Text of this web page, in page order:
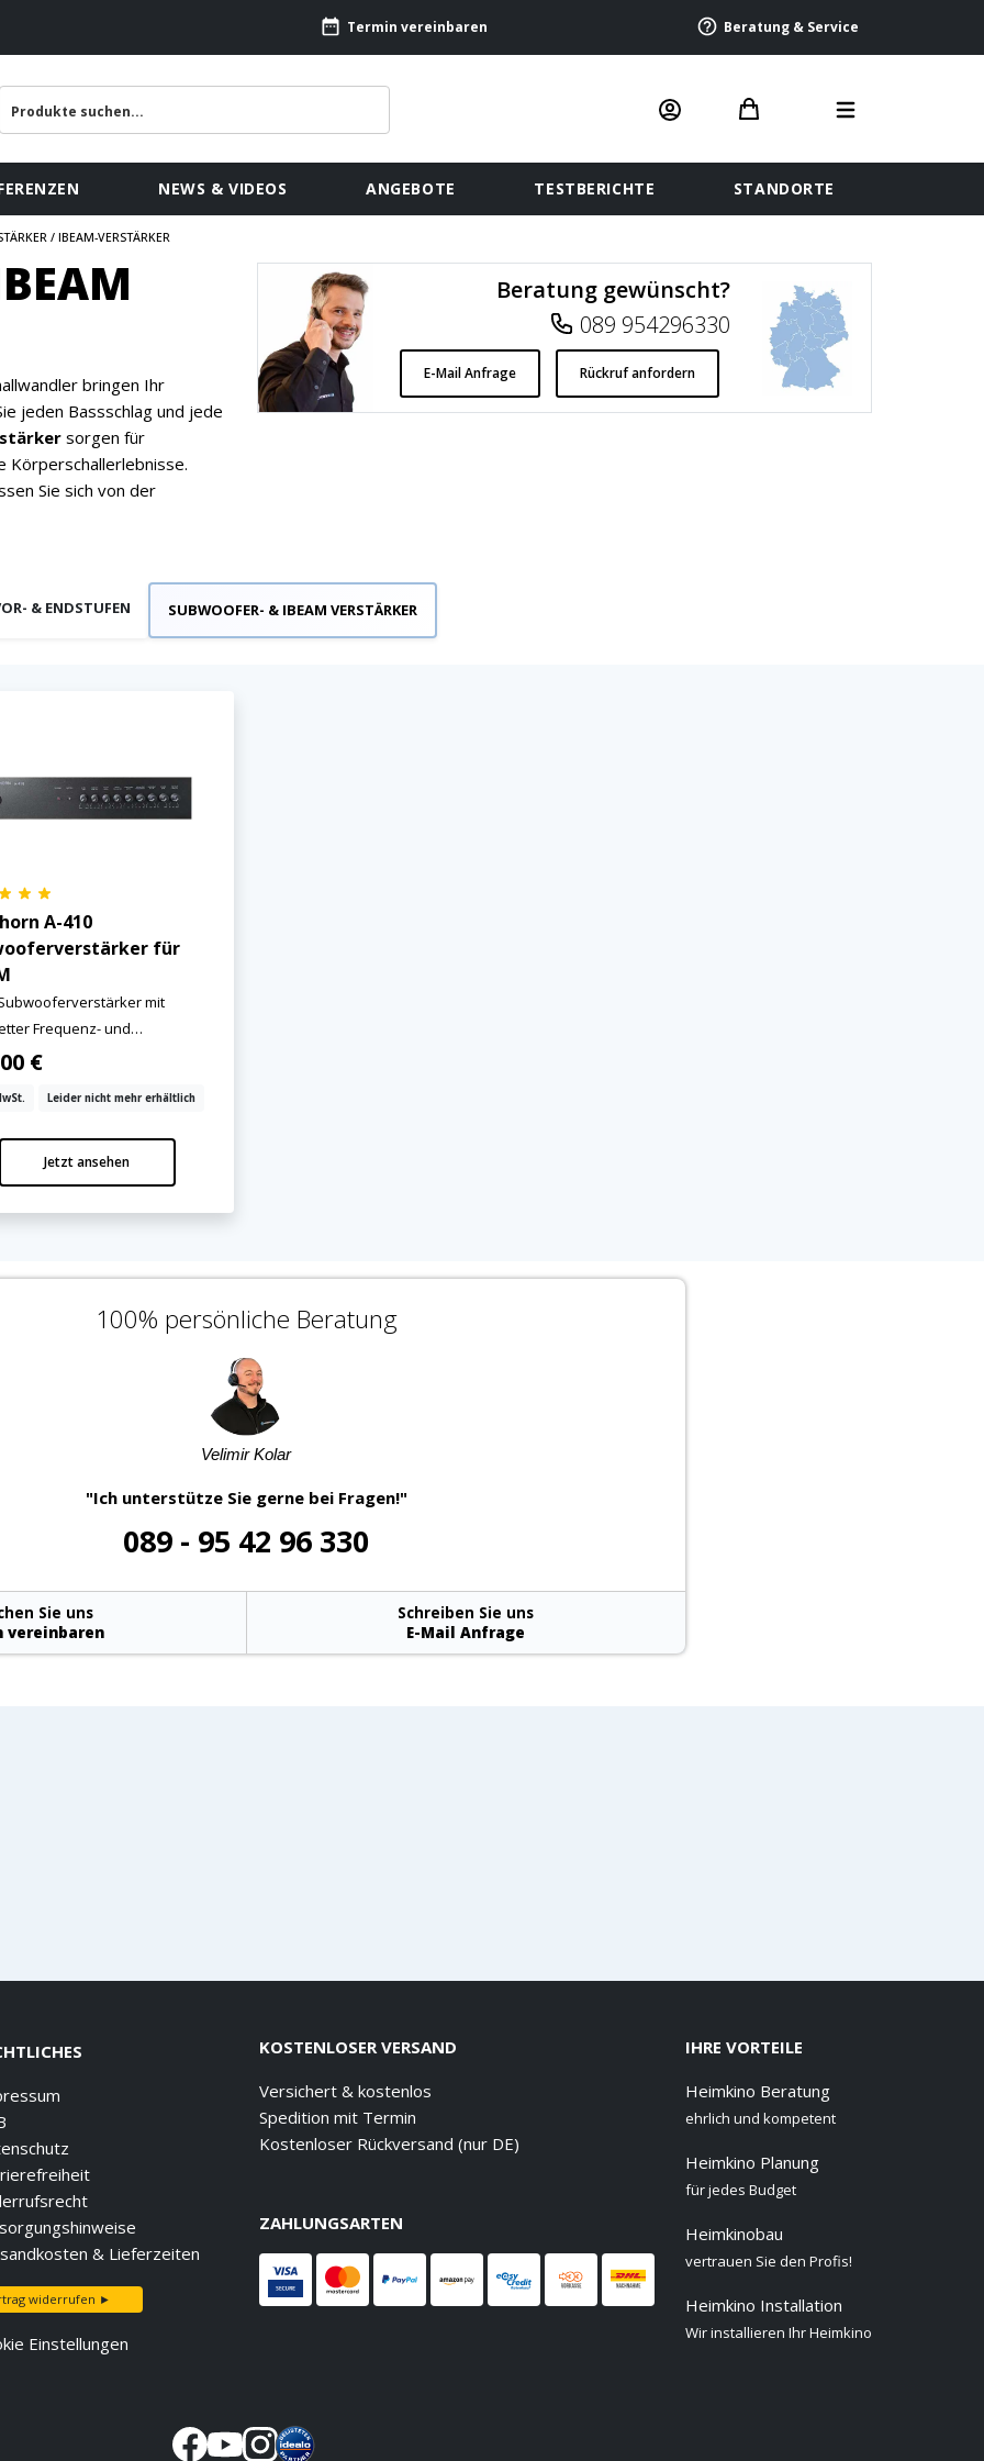
Termin vereinbaren Beratung & Service
NEWS & VIDEOS ANGEBOTE TESTBERICHTE STANDORTE
/ IBEAM-VERSTÄRKER
bringen Ihr
jeden Bassschlag und jede
sorgen für
Körperschallerlebnisse.
Sie sich von der
Beratung gewünscht?
089 954296330
E-Mail Anfrage Rückruf anfordern
& ENDSTUFEN SUBWOOFER- & IBEAM VERSTÄRKER
A-410
für
mit
Frequenz- und
€
Leider nicht mehr erhältlich
Jetzt ansehen
100% persönliche Beratung
Velimir Kolar
"Ich unterstütze Sie gerne bei Fragen!"
089 - 95 42 96 330
Sie uns
vereinbaren
Schreiben Sie uns
E-Mail Anfrage
& Lieferzeiten
widerrufen ►
Einstellungen
KOSTENLOSER VERSAND
Versichert & kostenlos
Spedition mit Termin
Kostenloser Rückversand (nur DE)
ZAHLUNGSARTEN
IHRE VORTEILE
Heimkino Beratung
ehrlich und kompetent
Heimkino Planung
für jedes Budget
Heimkinobau
vertrauen Sie den Profis!
Heimkino Installation
Wir installieren Ihr Heimkino